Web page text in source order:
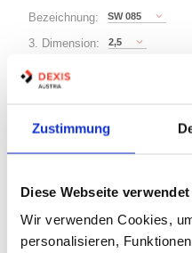
Zustimmung
Diese Webseite
Wir verwenden Cookies,
personalisieren,
Bezeichnung:
SW 085
3. Dimension: 2,5
Ø:
63
STK
Losgröße 50